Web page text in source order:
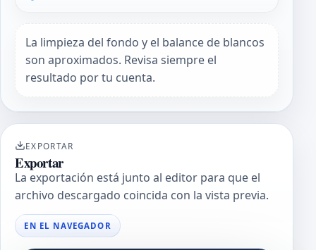
La limpieza del fondo y el balance de blancos
son aproximados. Revisa siempre el
resultado por tu cuenta.
EXPORTAR
Exportar
La exportación está junto al editor para que el
archivo descargado coincida con la vista previa.
EN EL NAVEGADOR